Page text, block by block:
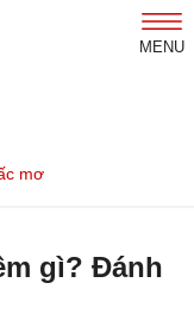
MENU
mơ
gì? Đánh